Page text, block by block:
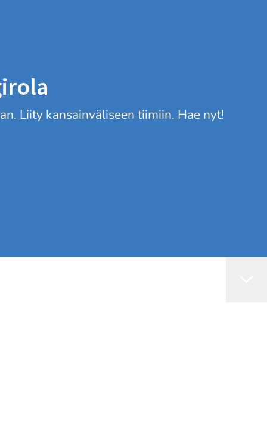
Liity kansainväliseen tiimiin. Hae nyt!